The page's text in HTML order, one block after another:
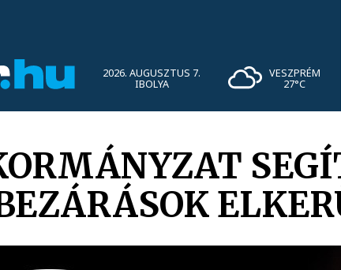
2026. AUGUSZTUS 7.
IBOLYA
VESZPRÉM
27°C